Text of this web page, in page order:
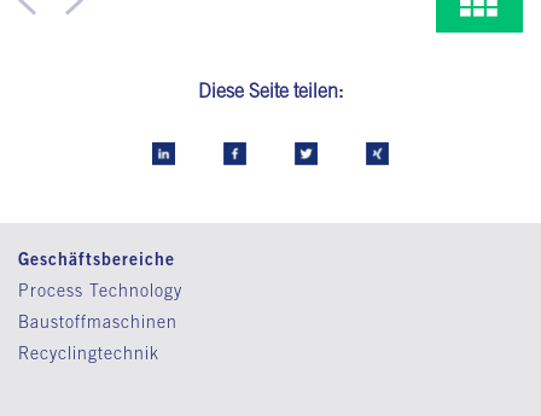
Diese Seite teilen:
Geschäftsbereiche
Process Technology
Baustoffmaschinen
Recyclingtechnik